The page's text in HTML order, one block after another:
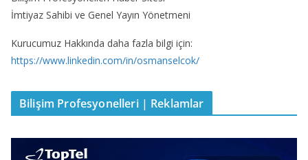
İmtiyaz Sahibi ve Genel Yayın Yönetmeni
Kurucumuz Hakkında daha fazla bilgi için:
https://www.linkedin.com/in/osmanselcok/
Bilişim Profesyonelleri | Reklamlar